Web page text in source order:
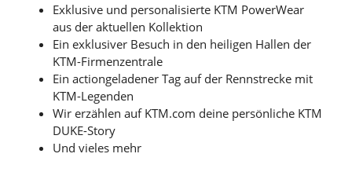
Exklusive und personalisierte KTM PowerWear
aus der aktuellen Kollektion
Ein exklusiver Besuch in den heiligen Hallen der
KTM-Firmenzentrale
Ein actiongeladener Tag auf der Rennstrecke mit
KTM-Legenden
Wir erzählen auf KTM.com deine persönliche KTM
DUKE-Story
Und vieles mehr